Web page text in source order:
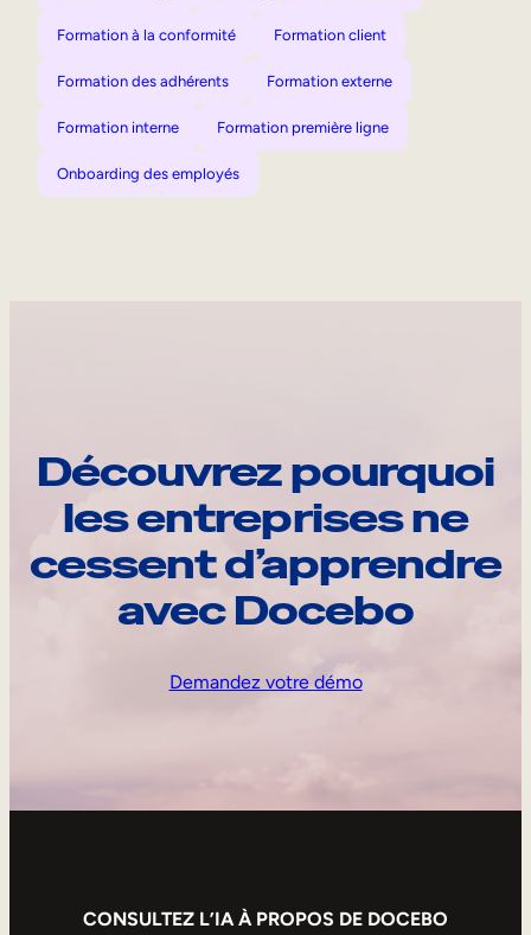
Formation à la conformité Formation client
Formation des adhérents Formation externe
Formation interne Formation première ligne
Onboarding des employés
Découvrez pourquoi
les entreprises ne
cessent d’apprendre
avec Docebo
Demandez votre démo
CONSULTEZ L’IA À PROPOS DE DOCEBO